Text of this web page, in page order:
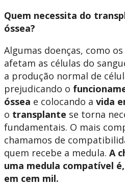
Quem necessita do
óssea?
Algumas doenças, como
afetam as células do
a produção normal de
prejudicando o
óssea e colocando a vida
o transplante se torna
fundamentais. O mais
chamamos de
quem recebe a medula. A
uma medula compatível
em cem mil.